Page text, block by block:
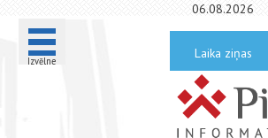
Izvēlne
06.08.2026
Laika ziņas